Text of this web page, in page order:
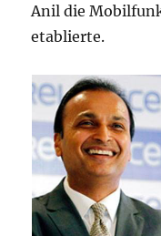
Anil die
etablierte.